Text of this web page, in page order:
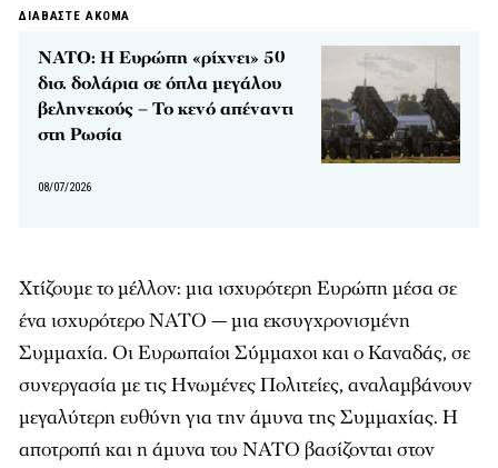
ΔΙΑΒΑΣΤΕ ΑΚΟΜΑ
ΝΑΤΟ: Η Ευρώπη «ρίχνει» 50
δισ. δολάρια σε όπλα μεγάλου
βεληνεκούς – Το κενό απέναντι
στη Ρωσία
08/07/2026
Χτίζουμε το μέλλον: μια ισχυρότερη Ευρώπη μέσα σε
ένα ισχυρότερο ΝΑΤΟ — μια εκσυγχρονισμένη
Συμμαχία. Οι Ευρωπαίοι Σύμμαχοι και ο Καναδάς, σε
συνεργασία με τις Ηνωμένες Πολιτείες, αναλαμβάνουν
μεγαλύτερη ευθύνη για την άμυνα της Συμμαχίας. Η
αποτροπή και η άμυνα του ΝΑΤΟ βασίζονται στον